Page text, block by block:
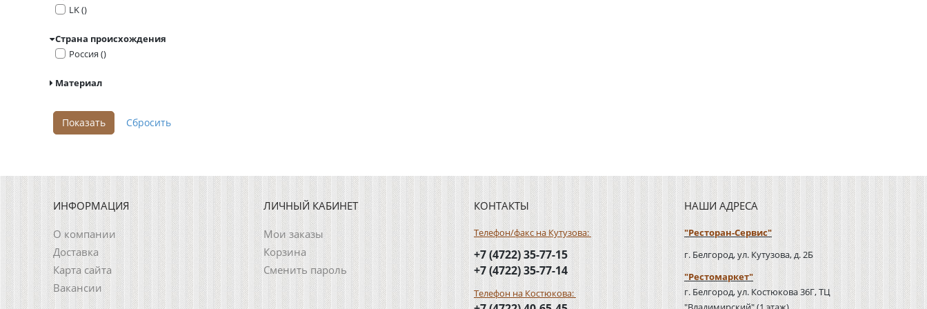
LK ()
Страна происхождения
Россия ()
Материал
ИНФОРМАЦИЯ
О компании
Доставка
Карта сайта
Вакансии
ЛИЧНЫЙ КАБИНЕТ
Мои заказы
Корзина
Сменить пароль
КОНТАКТЫ
Телефон/факс на Кутузова:
+7 (4722) 35-77-15
+7 (4722) 35-77-14
Телефон на Костюкова:
НАШИ АДРЕСА
"Ресторан-Сервис"
г. Белгород, ул. Кутузова, д. 2Б
"Рестомаркет"
г. Белгород, ул. Костюкова 36Г, ТЦ